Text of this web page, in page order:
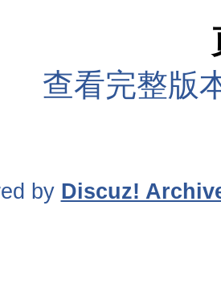
查看完整版
by Discuz!